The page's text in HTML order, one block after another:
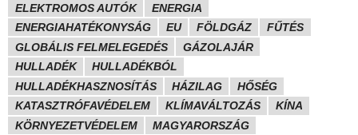
ELEKTROMOS AUTÓK
ENERGIA
ENERGIAHATÉKONYSÁG
EU FÖLDGÁZ
FŰTÉS
GLOBÁLIS FELMELEGEDÉS
GÁZOLAJÁR
HULLADÉK
HULLADÉKBÓL
HULLADÉKHASZNOSÍTÁS
HÁZILAG
HŐSÉG
KATASZTRÓFAVÉDELEM
KLÍMAVÁLTOZÁS
KÍNA
KÖRNYEZETVÉDELEM
MAGYARORSZÁG